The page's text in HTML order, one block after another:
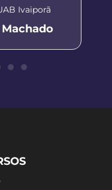
Ivaiporã